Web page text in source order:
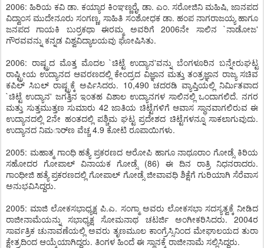
2006: ಹಿರಿಯ ಕವಿ ಡಾ. ಕಯ್ಯಾರ ಕಿಂಞಣ್ಣರೈ, ಡಾ. ಎಂ. ಸರೋಜಿನಿ ಮಹಿಷಿ, ಜಾನಪದ
ವಿದ್ವಾಂಸ ಮುದೇನೂರು ಸಂಗಣ್ಣ, ಸಾಹಿತಿ ಸಂಶೋಧಕ ಡಾ. ಹಂಪ ನಾಗರಾಜಯ್ಯ ಹಾಗೂ
ಜನಪದ ಗಾಯಕಿ ಬುರ್ರಕಥಾ ಈರಮ್ಮ ಅವರಿಗೆ 2006ನೇ ಸಾಲಿನ `ನಾಡೋಜ'
ಗೌರವವನ್ನು ಕನ್ನಡ ವಿಶ್ವವಿದ್ಯಾಲಯವು ಘೋಷಿಸಿತು.
2006: ರಾಷ್ಟ್ರದ ಮೊತ್ತ ಮೊದಲ `ಚಿಟ್ಟೆ ಉದ್ಯಾನ'ವನ್ನು ಬೆಂಗಳೂರಿನ ಬನ್ನೇರುಘಟ್ಟ
ರಾಷ್ಟ್ರೀಯ ಉದ್ಯಾನದ ಆವರಣದಲ್ಲಿ ಕೇಂದ್ರದ ವಿಜ್ಞಾನ ಮತ್ತು ತಂತ್ರಜ್ಞಾನ ರಾಜ್ಯ ಸಚಿವ
ಕಪಿಲ್ ಸಿಬಲ್ ರಾಷ್ಟ್ರಕ್ಕೆ ಅರ್ಪಿಸಿದರು. 10,490 ಚದರಡಿ ವ್ಯಾಪ್ತಿಯಲ್ಲಿ ನಿರ್ಮಿತವಾದ
`ಚಿಟ್ಟೆ ಉದ್ಯಾನ' ಜಗತ್ತಿನ ಇಂತಹ ವಿಶಾಲ ಉದ್ಯಾನಗಳ ಸಾಲಿನಲ್ಲಿ ಒಂದಾಗಲಿದೆ. ನಗರ
ಮತ್ತು ಸುತ್ತಮುತ್ತಣ ಸುಮಾರು 42 ಜಾತಿಯ ಚಿಟ್ಟೆಗಳಿಗೆ ಆವಾಸ ಸ್ಥಾನವಾಗಲಿರುವ ಈ
ಉದ್ಯಾನದಲ್ಲಿ 2ನೇ ಹಂತದಲ್ಲಿ ಪಶ್ಚಿಮ ಘಟ್ಟ ಪ್ರದೇಶದ ಚಿಟ್ಟೆಗಳನ್ನೂ ಸಾಕಲಾಗುವುದು.
ಉದ್ಯಾನದ ನಿಮರ್ಾಣ ವೆಚ್ಚ 4.9 ಕೋಟಿ ರೂಪಾಯಿಗಳು.
2005: ಮಹಾತ್ಮ ಗಾಂಧಿ ಹತ್ಯೆ ಪ್ರಕರಣದ ಆರೋಪಿ ಹಾಗೂ ನಾಥೂರಾಂ ಗೋಡ್ಸೆ ಕಿರಿಯ
ಸಹೋದರ ಗೋಪಾಲ್ ವಿನಾಯಕ ಗೋಡ್ಸೆ (86) ಈ ದಿನ ರಾತ್ರಿ ನಿಧನರಾದರು.
ಗಾಂಧೀಜಿ ಹತ್ಯೆ ಪ್ರಕರಣದಲ್ಲಿ ಗೋಪಾಲ್ ಗೋಡ್ಸೆ ಜೀವಾವಧಿ ಶಿಕ್ಷೆಗೆ ಗುರಿಯಾಗಿ ಸೆರೆವಾಸ
ಅನುಭವಿಸಿದ್ದರು.
2005: ಮಾಜಿ ಲೋಕಸಭಾಧ್ಯಕ್ಷ ಪಿ.ಎ. ಸಂಗ್ಮಾ ಅವರು ಲೋಕಸಭಾ ಸದಸ್ಯತ್ವಕ್ಕೆ ನೀಡಿದ
ರಾಜೀನಾಮೆಯನ್ನು ಸಭಾಧ್ಯಕ್ಷ ಸೋಮನಾಥ ಚಟರ್ಜಿ ಅಂಗೀಕರಿಸಿದರು. 2004ರ
ಸಾರ್ವತ್ರಿಕ ಚುನಾವಣೆಯಲ್ಲಿ ಅವರು ತೃಣಮೂಲ ಕಾಂಗ್ರೆಸ್ಸಿನಿಂದ ಮೇಘಾಲಯದ ತುರಾ
ಕ್ಷೇತ್ರದಿಂದ ಆಯ್ಕೆಯಾಗಿದ್ದರು. ತಿಂಗಳ ಹಿಂದೆ ಈ ಸ್ಥಾನಕ್ಕೆ ರಾಜೀನಾಮೆ ಸಲ್ಲಿಸಿದ್ದರು.